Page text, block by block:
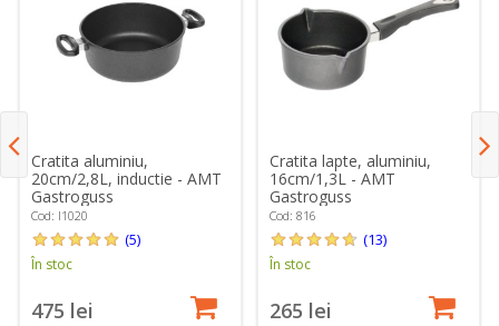
Cratita aluminiu,
20cm/2,8L, inductie - AMT
Gastroguss
Cod: I1020
(5)
În stoc
475 lei
Cratita lapte, aluminiu,
16cm/1,3L - AMT
Gastroguss
Cod: 816
(13)
În stoc
265 lei